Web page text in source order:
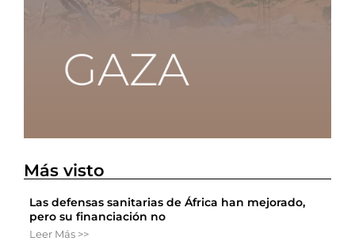
Más visto
Las defensas sanitarias de África han mejorado,
pero su financiación no
Leer Más >>